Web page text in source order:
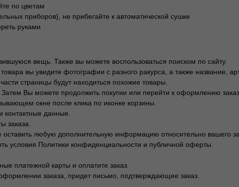
по цветам
приборов), не прибегайте к автоматической сушке
руками
вещь. Также вы можете воспользоваться поиском по сайту.
вы увидите фотографии с разного ракурса, а также название,
страницы будут находиться похожие товары.
Вы можете продолжить покупки или перейти к оформлению
окне после клика по иконке корзины.
контактные данные.
заказа.
любую дополнительную информацию относительно вашего
условия Политики конфиденциальности и публичной оферты.
платежной карты и оплатите заказ.
заказа, придет письмо, подтверждающее заказ.